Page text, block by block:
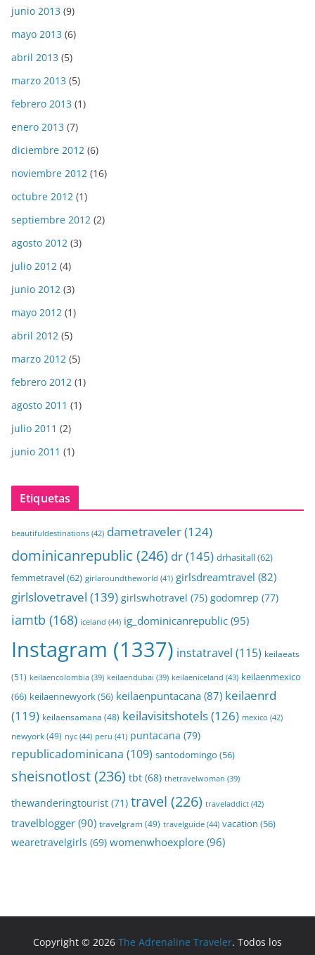
junio 2013 (9)
mayo 2013 (6)
abril 2013 (5)
marzo 2013 (5)
febrero 2013 (1)
enero 2013 (7)
diciembre 2012 (6)
noviembre 2012 (16)
octubre 2012 (1)
septiembre 2012 (2)
agosto 2012 (3)
julio 2012 (4)
junio 2012 (3)
mayo 2012 (1)
abril 2012 (5)
marzo 2012 (5)
febrero 2012 (1)
agosto 2011 (1)
julio 2011 (2)
junio 2011 (1)
Etiquetas
beautifuldestinations (42) dametraveler(124)
dominicanrepublic (246) dr(145) drhasitall(62)
femmetravel(62) girlaroundtheworld (41) girlsdreamtravel (82)
girlslovetravel (139) girlswhotravel (75) godomrep (77)
iamtb (168) iceland (44) ig_dominicanrepublic (95)
Instagram (1337) instatravel (115) keilaeats
(51) keilaencolombia (39) keilaendubai (39) keilaeniceland (43) keilaenmexico
(66) keilaennewyork(56) keilaenpuntacana (87) keilaenrd
(119) keilaensamana (48) keilavisitshotels(126) mexico (42)
newyork(49) nyc (44) peru (41) puntacana (79)
republicadominicana (109) santodomingo (56)
sheisnotlost(236) tbt (68) thetravelwoman (39)
thewanderingtourist (71) travel (226) traveladdict (42)
travelblogger (90) travelgram(49) travelguide (44) vacation (56)
wearetravelgirls (69) womenwhoexplore(96)
Copyright © 2026 The Adrenaline Traveler. Todos los